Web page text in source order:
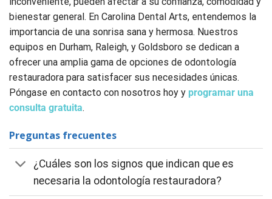
bienestar general. En Carolina Dental Arts, entendemos la
importancia de una sonrisa sana y hermosa. Nuestros
equipos en Durham, Raleigh, y Goldsboro se dedican a
ofrecer una amplia gama de opciones de odontología
restauradora para satisfacer sus necesidades únicas.
Póngase en contacto con nosotros hoy y programar una
consulta gratuita.
Preguntas frecuentes
¿Cuáles son los signos que indican que es
necesaria la odontología restauradora?